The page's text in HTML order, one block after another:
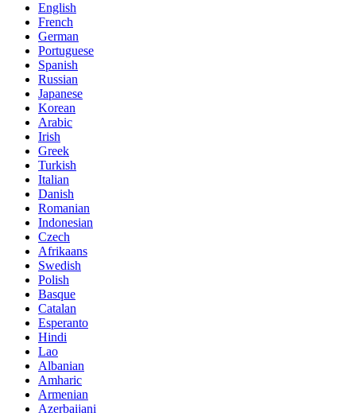
English
French
German
Portuguese
Spanish
Russian
Japanese
Korean
Arabic
Irish
Greek
Turkish
Italian
Danish
Romanian
Indonesian
Czech
Afrikaans
Swedish
Polish
Basque
Catalan
Esperanto
Hindi
Lao
Albanian
Amharic
Armenian
Azerbaijani